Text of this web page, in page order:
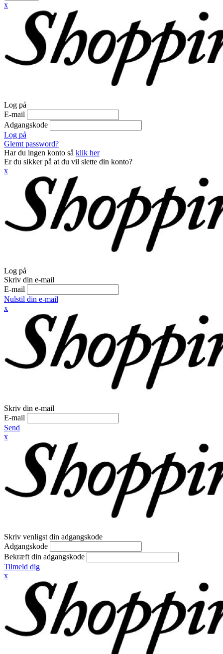
x
Log på
E-mail
Adgangskode
Log på
Glemt password?
Har du ingen konto så klik her
Er du sikker på at du vil slette din konto?
x
Log på
Skriv din e-mail
E-mail
Nulstil din e-mail
x
Skriv din e-mail
E-mail
Send
x
Skriv venligst din adgangskode
Adgangskode
Bekræft din adgangskode
Tilmeld dig
x